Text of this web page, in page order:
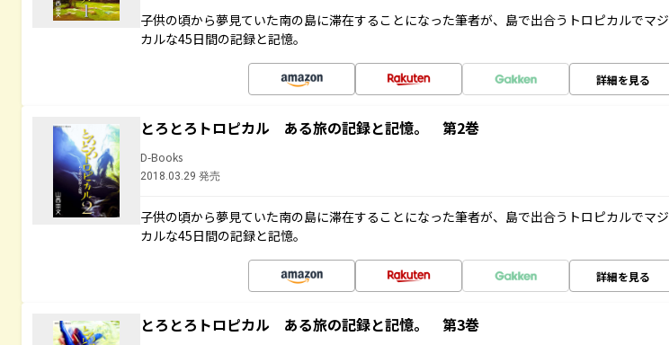
子供の頃から夢見ていた南の島に滞在することになった筆者が、島で出合うトロピカルでマジ
カルな45日間の記録と記憶。
詳細を見る
とろとろトロピカル ある旅の記録と記憶。 第2巻
D-Books
2018.03.29 発売
子供の頃から夢見ていた南の島に滞在することになった筆者が、島で出合うトロピカルでマジ
カルな45日間の記録と記憶。
詳細を見る
とろとろトロピカル ある旅の記録と記憶。 第3巻